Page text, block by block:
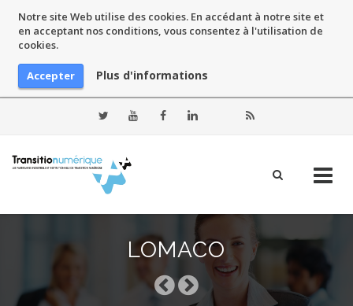
Notre site Web utilise des cookies. En accédant à notre site et
en acceptant nos conditions, vous consentez à l'utilisation de
cookies.
Accepter Plus d'informations
LOMACO